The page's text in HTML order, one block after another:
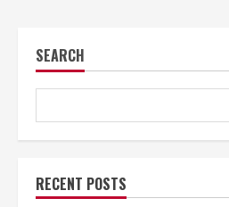
SEARCH
RECENT POSTS